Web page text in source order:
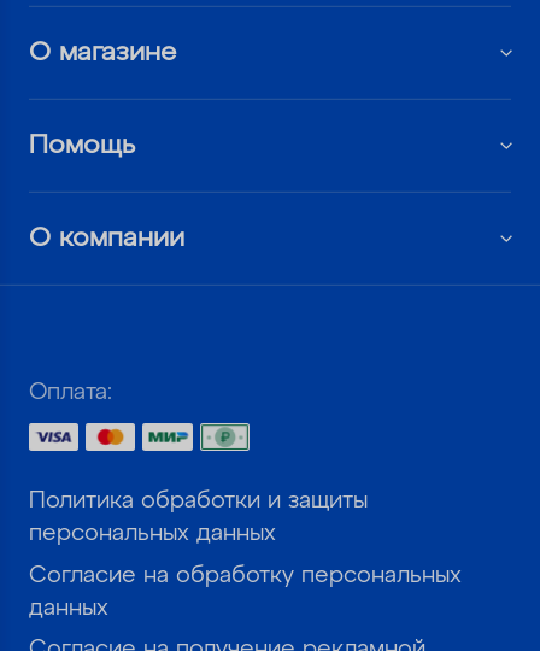
О магазине
Помощь
О компании
Оплата:
Политика обработки и защиты
персональных данных
Согласие на обработку персональных
данных